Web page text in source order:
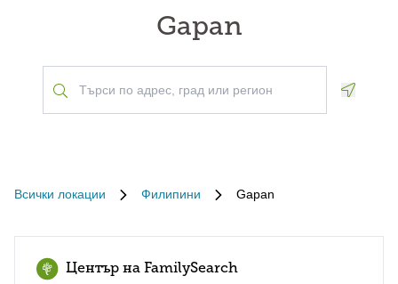
Gapan
Всички локации Филипини Gapan
Център на FamilySearch